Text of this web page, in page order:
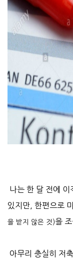
나는 한 달 전에
있지만, 한편으로
을 받지 않은 것 )을
아무리 충실히 저